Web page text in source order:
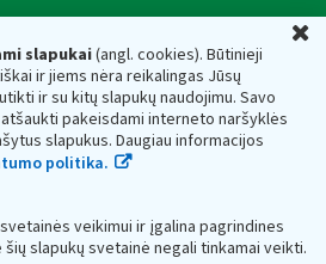
slapukai(angl. cookies). Būtinieji
ir jiems nėra reikalingas Jūsų
ir su kitų slapukų naudojimu. Savo
pakeisdami interneto naršyklės
slapukus. Daugiau informacijos
politika.
veikimui ir įgalina pagrindines
slapukų svetainė negali tinkamai veikti.
ministerijos
asmens kodas — 188659752,
14, 01107 Vilnius, Lietuva, el.paštas:
adresas 188659752
mokesčių inspekciją prie Lietuvos
kaupiami ir saugomi Juridinių